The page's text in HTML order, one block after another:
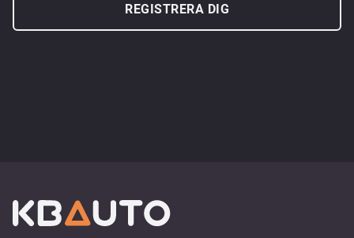
REGISTRERA DIG